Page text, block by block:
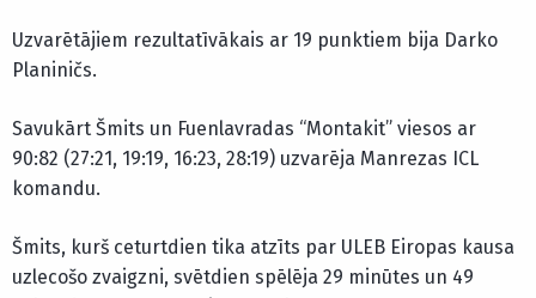
Uzvarētājiem rezultatīvākais ar 19 punktiem bija Darko
Planiničs.
Savukārt Šmits un Fuenlavradas “Montakit” viesos ar
90:82 (27:21, 19:19, 16:23, 28:19) uzvarēja Manrezas ICL
komandu.
Šmits, kurš ceturtdien tika atzīts par ULEB Eiropas kausa
uzlecošo zvaigzni, svētdien spēlēja 29 minūtes un 49